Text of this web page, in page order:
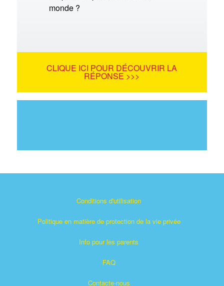
monde ?
CLIQUE ICI POUR DÉCOUVRIR LA
RÉPONSE >>>
Conditions d'utilisation
Politique en matière de protection de la vie privée
Info pour les parents
FAQ
Contacte-nous